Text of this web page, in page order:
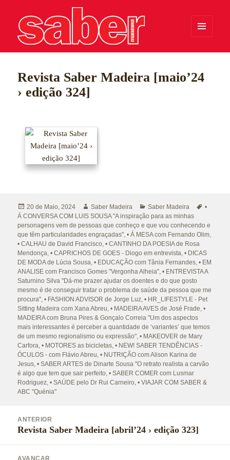
WIDGETS
Revista Saber Madeira [maio’24
› edição 324]
Publicado
a
20 de Maio, 2024 Autor
Saber Madeira Categorias
Saber Madeira
•
Á CONVERSA COM LUIS SOUSA "A inspiração para as minhas
personagens vem de pessoas que conheço e que vou conhecendo e
que têm particularidades engraçadas",• Á MESA com Fernando Olim,
• CALHAU de David Francisco,• CANTINHO DA POESIA de Rosa
Mendonça,• CAPRICHOS DE GOES - Diogo em entrevista,• DICAS
DE MODA de Lúcia Sousa,• EDUCAÇÃO com Tânia Fernandes,• EM
ANALISE com Francisco Gomes "Vergonha Alheia",• ENTREVISTA A
Saturnino Silva "Dá-me prazer ajudar os doentes e do que gosto
mesmo é de conseguir tratar o problema de saúde da pessoa que me
procura",• FASHION ADVISOR de Jorge Luz,• HR_LIFESTYLE - Pet
Sitting Madeira com Xana Abreu,• MADEIRA AVES de José Frade,•
MADEIRA com Bruna Pires & Gonçalo Correia "Um dos aspectos
mais interessantes é perceber a quantidade de ‘variantes’ que temos
de um mesmo regionalismo ou expressão",• MAKEOVER de Mary
Carfora,• MOTORES as bicicletas,• NEW! SABER TENDÊNCIAS -
ÓCULOS - com Flávio Abreu,• NUTRIÇÃO com Alison Karina de
Jesus,• SABER ARTES de Dinarte Sousa "O retrato realista a carvão
é algo que tem que sair perfeito,• SABER COMER com Lusmar
Rodriguez,• SAÚDE pelo Dr Rui Carneiro,• VIAJAR COM SABER &
ABC "Quénia"
ANTERIOR
Artigo
Revista Saber Madeira [abril’24 › edição 323]
AVANÇAR